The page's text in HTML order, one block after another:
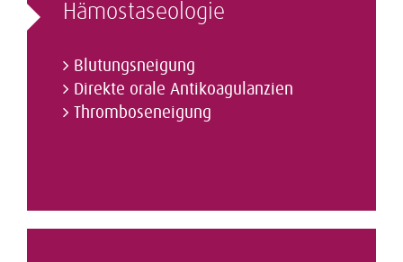
Hämostaseologie
Blutungsneigung
Direkte orale Antikoagulanzien
Thromboseneigung